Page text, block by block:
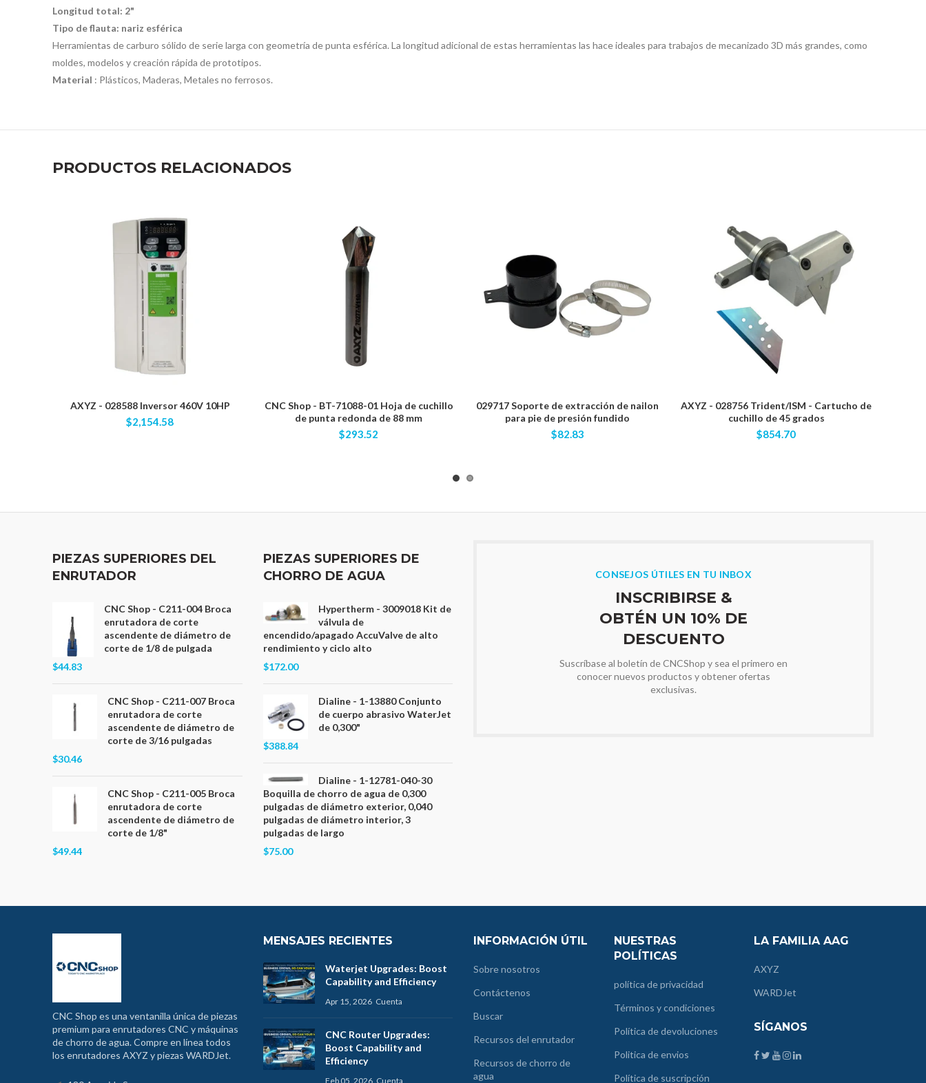
Longitud total: 2"
Tipo de flauta: nariz esférica
Herramientas de carburo sólido de serie larga con geometría de punta esférica. La longitud adicional de estas herramientas las hace ideales para trabajos de mecanizado 3D más grandes, como
moldes, modelos y creación rápida de prototipos.
Material : Plásticos, Maderas, Metales no ferrosos.
PRODUCTOS RELACIONADOS
AXYZ - 028588 Inversor 460V 10HP
$2,154.58
CNC Shop - BT-71088-01 Hoja de cuchillo
de punta redonda de 88 mm
$293.52
029717 Soporte de extracción de nailon
para pie de presión fundido
$82.83
AXYZ - 028756 Trident/ISM - Cartucho de
cuchillo de 45 grados
$854.70
PIEZAS SUPERIORES DEL
ENRUTADOR
CNC Shop - C211-004 Broca
enrutadora de corte
ascendente de diámetro de
corte de 1/8 de pulgada
$44.83
CNC Shop - C211-007 Broca
enrutadora de corte
ascendente de diámetro de
corte de 3/16 pulgadas
$30.46
CNC Shop - C211-005 Broca
enrutadora de corte
ascendente de diámetro de
corte de 1/8"
$49.44
PIEZAS SUPERIORES DE
CHORRO DE AGUA
Hypertherm - 3009018 Kit de
válvula de
encendido/apagado AccuValve de alto
rendimiento y ciclo alto
$172.00
Dialine - 1-13880 Conjunto
de cuerpo abrasivo WaterJet
de 0,300"
$388.84
Dialine - 1-12781-040-30
Boquilla de chorro de agua de 0,300
pulgadas de diámetro exterior, 0,040
pulgadas de diámetro interior, 3
pulgadas de largo
$75.00
CONSEJOS ÚTILES EN TU INBOX
INSCRIBIRSE &
OBTÉN UN 10% DE
DESCUENTO
Suscríbase al boletín de CNCShop y sea el primero en
conocer nuevos productos y obtener ofertas
exclusivas.
CNC Shop es una ventanilla única de piezas
premium para enrutadores CNC y máquinas
de chorro de agua. Compre en línea todos
los enrutadores AXYZ y piezas WARDJet.
MENSAJES RECIENTES
Waterjet Upgrades: Boost
Capability and Efficiency
Apr 15, 2026 Cuenta
CNC Router Upgrades:
Boost Capability and
Efficiency
Feb 05, 2026 Cuenta
INFORMACIÓN ÚTIL
Sobre nosotros
Contáctenos
Buscar
Recursos del enrutador
Recursos de chorro de
agua
NUESTRAS
POLÍTICAS
política de privacidad
Términos y condiciones
Política de devoluciones
Politica de envios
Política de suscripción
LA FAMILIA AAG
AXYZ
WARDJet
SÍGANOS